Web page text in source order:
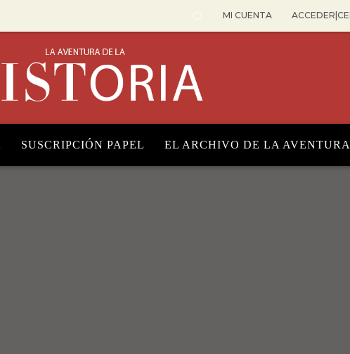
MI CUENTA
SUSCRIPCIÓN PAPEL EL ARCHIVO DE LA AVENTURA